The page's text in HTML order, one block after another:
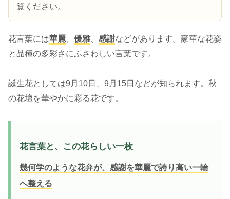
覧ください。
花言葉には華麗、 優雅、 感謝などがあります。豪華な花姿
と品種の多彩さにふさわしい言葉です。
誕生花としては9月10日、9月15日などが知られます。秋
の花壇を華やかに彩る花です。
花言葉と、この花らしい一枚
幾何学のような花弁が、感謝を華麗で誇り高い一輪
へ整える